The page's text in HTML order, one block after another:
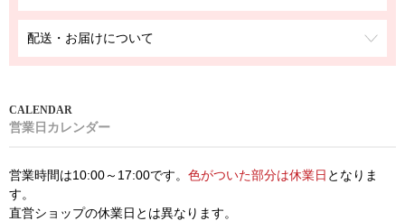
配送・お届けについて
営業日カレンダー
営業時間は10:00～17:00です。 色がついた部分は休業日 となりま
す。
直営ショップの休業日とは異なります。